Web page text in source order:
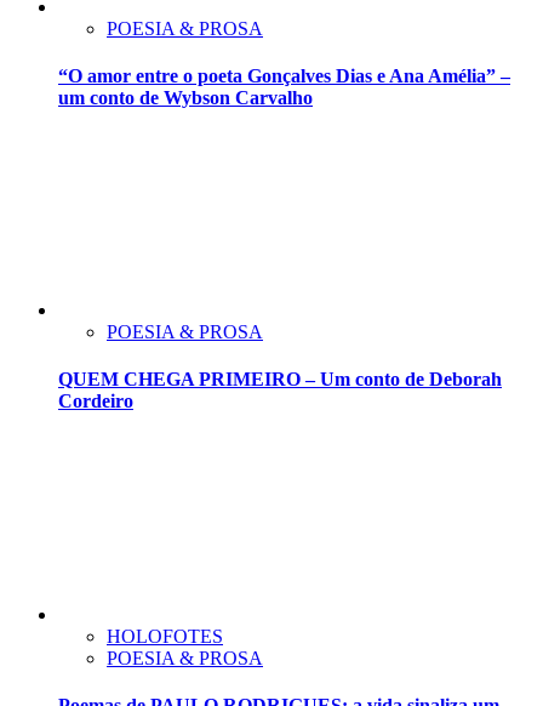
POESIA & PROSA
“O amor entre o poeta Gonçalves Dias e Ana Amélia” –
um conto de Wybson Carvalho
POESIA & PROSA
QUEM CHEGA PRIMEIRO – Um conto de Deborah
Cordeiro
HOLOFOTES
POESIA & PROSA